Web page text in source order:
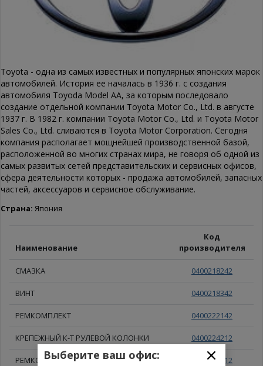
Toyota - одна из самых известных и популярных японских марок
автомобилей. История ее началась в 1936 г. с создания
автомобиля Toyoda Model AA, за которым последовало
создание отдельной компании Toyota Motor Co., Ltd. в августе
1937 г. В 1982 г. компании Toyota Motor Co., Ltd. и Toyota Motor
Sales Co., Ltd. сливаются в Toyota Motor Corporation. Сегодня
компания располагает мощнейшей производственной базой,
расположенной во многих странах мира, не говоря об одной из
самых развитых сетей представительских и сервисных офисов,
сфера деятельности которых - продажа автомобилей, запасных
частей, аксессуаров и сервисное обслуживание.
Страна: Япония
Наименование
Код
производителя
СМАЗКА 0400218242
ВИНТ 0400218342
РЕМКОМПЛЕКТ 0400222142
КРЕПЕЖНЫЙ К-Т РУЛЕВОЙ КОЛОНКИ 0400224212
РЕМКОМПЛЕКТ 0400236112
Выберите ваш офис: